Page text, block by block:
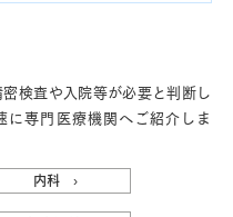
検査や入院等が必要と判断し
に専門医療機関へご紹介しま
内科 ›